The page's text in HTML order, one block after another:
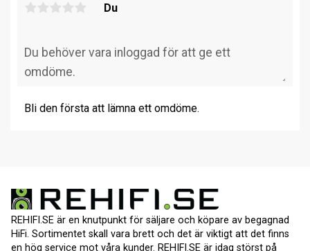
Du
Bli den första att lämna ett omdöme.
REHIFI.SE är en knutpunkt för säljare och köpare av begagnad
HiFi. Sortimentet skall vara brett och det är viktigt att det finns
en hög service mot våra kunder. REHIFI.SE är idag störst på